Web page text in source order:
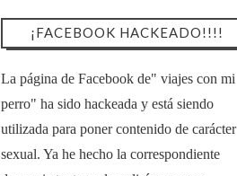
¡FACEBOOK HACKEADO!!!!
La página de Facebook de" viajes con mi
perro" ha sido hackeada y está siendo
utilizada para poner contenido de carácter
sexual. Ya he hecho la correspondiente